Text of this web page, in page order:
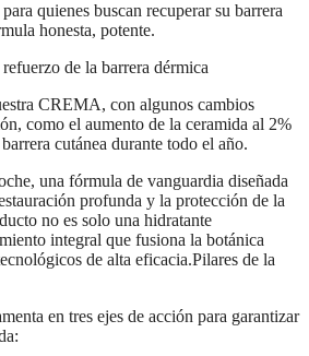
quienes buscan recuperar su barrera
honesta, potente.
de la barrera dérmica
CREMA, con algunos cambios
como el aumento de la ceramida al 2%
cutánea durante todo el año.
una fórmula de vanguardia diseñada
profunda y la protección de la
no es solo una hidratante
integral que fusiona la botánica
de alta eficacia.Pilares de la
en tres ejes de acción para garantizar